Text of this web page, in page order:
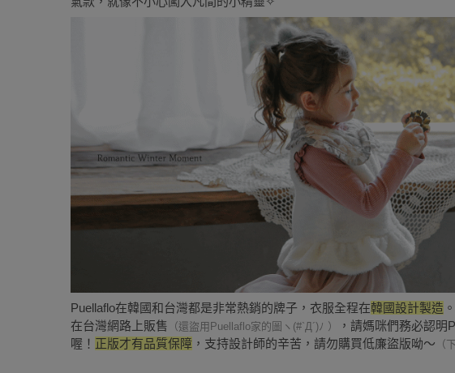
Puellaflo在韓國和台灣都是非常熱銷的牌子，衣服全程在韓國設計製造
在台灣網路上販售 （還盜用Puellaflo家的圖ヽ(#`Д´)ﾉ ）
，請媽咪們務必認明
喔！ 正版才有品質保障 ，支持設計師的辛苦，請勿購買低廉盜版呦～ （